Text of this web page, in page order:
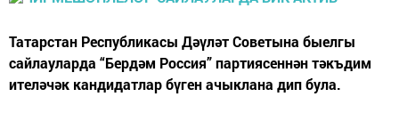
Татарстан Республикасы Дәүләт Советына быелгы
сайлауларда “Бердәм Россия” партиясеннән тәкъдим
ителәчәк кандидатлар бүген ачыклана дип була.